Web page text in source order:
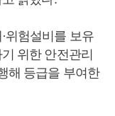
위험설비를 보유
위한 안전관리
해 등급을 부여한